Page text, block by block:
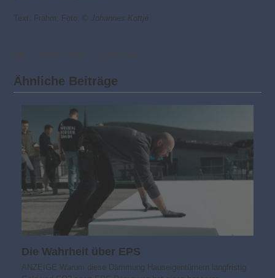
Text: Frahm; Foto: ©Johannes Kottjé
Ähnliche Beiträge
Die Wahrheit über EPS
ANZEIGE Warum diese Dämmung Hauseigentümern langfristig